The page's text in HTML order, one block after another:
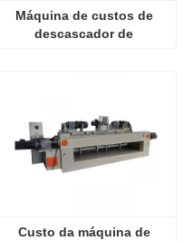
Máquina de custos de
descascador de
Custo da máquina de